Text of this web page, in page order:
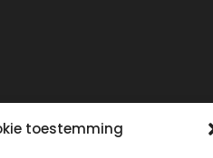
toestemming